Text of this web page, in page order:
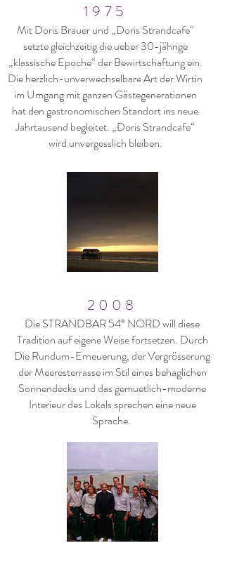
1975
Mit Doris Brauer und „Doris Strandcafe“
setzte gleichzeitig die ueber 30-jährige
„klassische Epoche“ der Bewirtschaftung ein.
Die herzlich-unverwechselbare Art der Wirtin
im Umgang mit ganzen Gästegenerationen
hat den gastronomischen Standort ins neue
Jahrtausend begleitet. „Doris Strandcafe“
wird unvergesslich bleiben.
2008
Die STRANDBAR 54° NORD will diese
Tradition auf eigene Weise fortsetzen. Durch
Die Rundum-Erneuerung, der Vergrösserung
der Meeresterrasse im Stil eines behaglichen
Sonnendecks und das gemuetlich-moderne
Interieur des Lokals sprechen eine neue
Sprache.